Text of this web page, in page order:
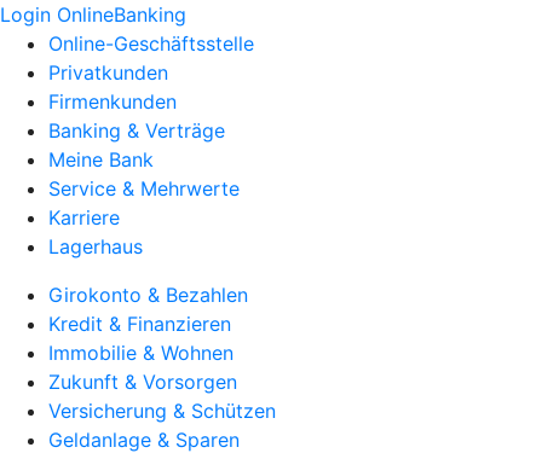
Login OnlineBanking
Online-Geschäftsstelle
Privatkunden
Firmenkunden
Banking & Verträge
Meine Bank
Service & Mehrwerte
Karriere
Lagerhaus
Girokonto & Bezahlen
Kredit & Finanzieren
Immobilie & Wohnen
Zukunft & Vorsorgen
Versicherung & Schützen
Geldanlage & Sparen